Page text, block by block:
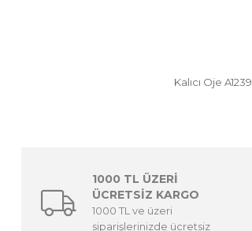
Kalıcı Oje A1239
1000 TL ÜZERİ
ÜCRETSİZ KARGO
1000 TL ve üzeri
siparişlerinizde ücretsiz